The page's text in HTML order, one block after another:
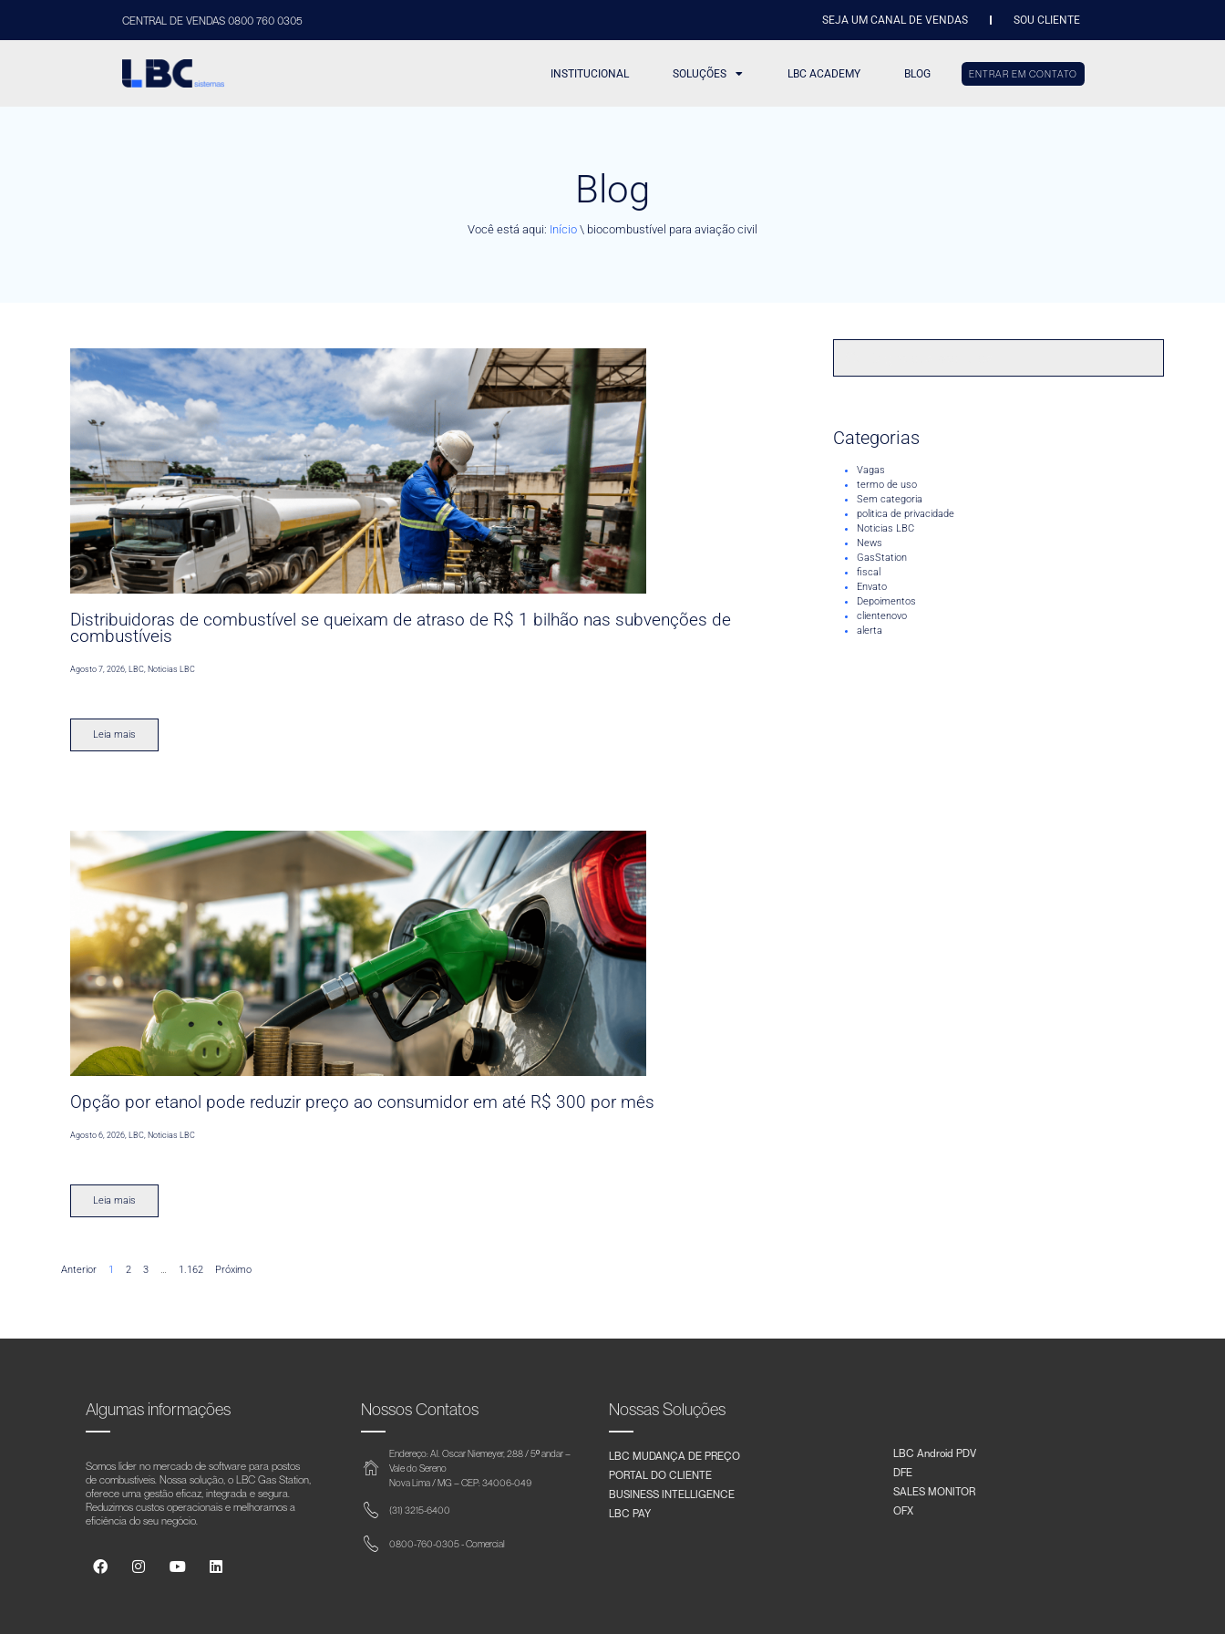
CENTRAL DE VENDAS 0800 760 0305 SEJA UM CANAL DE VENDAS SOU CLIENTE
INSTITUCIONAL SOLUÇÕES LBC ACADEMY BLOG ENTRAR EM CONTATO
Blog
Você está aqui: Início \ biocombustível para aviação civil
Distribuidoras de combustível se queixam de atraso de R$ 1 bilhão nas subvenções de
combustíveis
Agosto 7, 2026,LBC,Noticias LBC
Leia mais
Opção por etanol pode reduzir preço ao consumidor em até R$ 300 por mês
Agosto 6, 2026 ,LBC Noticias LBC
Leia mais
Anterior 1 2 3 … 1.162 Próximo
Categorias
Vagas
termo de uso
Sem categoria
politica de privacidade
Noticias LBC
News
GasStation
fiscal
Envato
Depoimentos
clientenovo
alerta
Algumas informações
Somos líder no mercado de software para postos
de combustíveis. Nossa solução, o LBC Gas Station,
oferece uma gestão eficaz, integrada e segura.
Reduzimos custos operacionais e melhoramos a
eficiência do seu negócio.
Nossos Contatos
Endereço: Al. Oscar Niemeyer, 288 / 5º andar –
Vale do Sereno
Nova Lima / MG – CEP: 34006-049
(31) 3215-6400
0800-760-0305 - Comercial
Nossas Soluções
LBC MUDANÇA DE PREÇO
PORTAL DO CLIENTE
BUSINESS INTELLIGENCE
LBC PAY
LBC Android PDV
DFE
SALES MONITOR
OFX